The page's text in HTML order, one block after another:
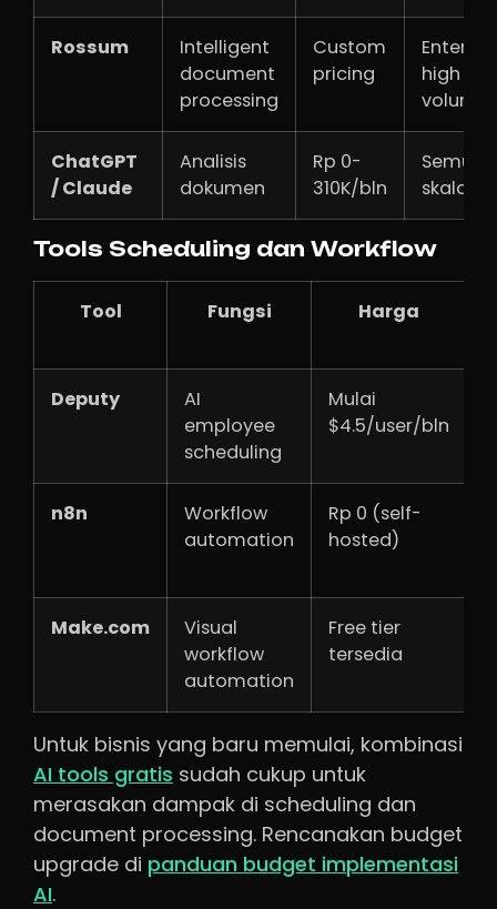
Rossum
Intelligent
document
processing
Custom
pricing
high
volume
ChatGPT
/ Claude
Analisis
dokumen
Rp 0-
310K/bln
Semua
skala
Tools Scheduling dan Workflow
Tool Fungsi Harga
Deputy
AI
employee
scheduling
Mulai
$4.5/user/bln
n8n
Workflow
automation
Rp 0 (self-
hosted)
Make.com
Visual
workflow
automation
Free tier
tersedia
Untuk bisnis yang baru memulai, kombinasi
AI tools gratis sudah cukup untuk
merasakan dampak di scheduling dan
document processing. Rencanakan budget
upgrade di panduan budget implementasi
AI.